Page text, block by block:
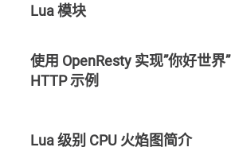
Lua 模块
使用 OpenResty 实现”你好世界”
HTTP 示例
Lua 级别 CPU 火焰图简介